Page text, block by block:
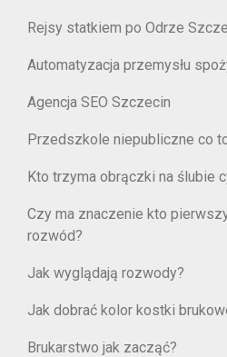
Rejsy statkiem po Odrze
Automatyzacja przemysłu
Agencja SEO Szczecin
Przedszkole niepubliczne co
Kto trzyma obrączki na ślubie
Czy ma znaczenie kto
rozwód?
Jak wyglądają rozwody?
Jak dobrać kolor kostki
Brukarstwo jak zacząć?